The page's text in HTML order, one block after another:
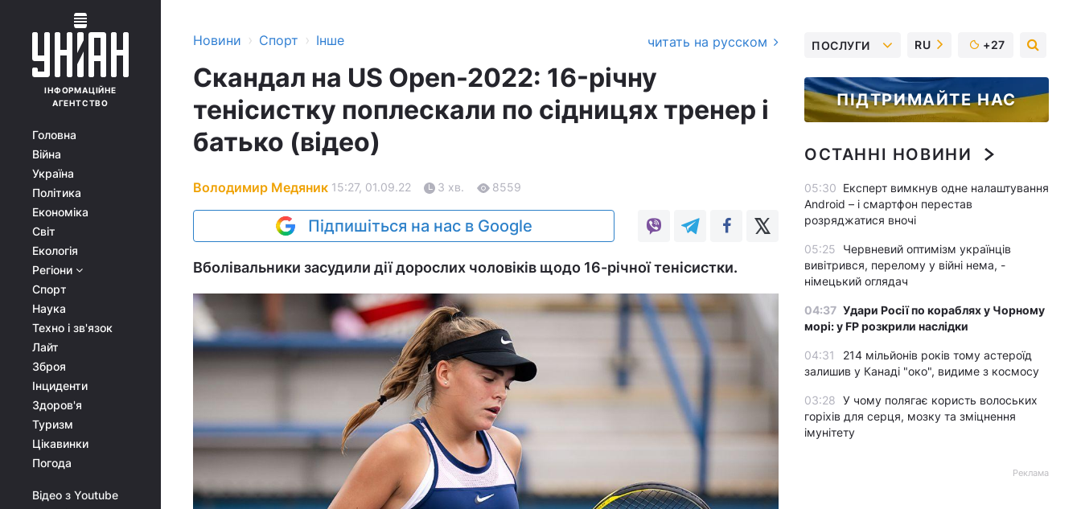
ІНФОРМАЦІЙНЕ
АГЕНТСТВО
Головна
Війна
Україна
Політика
Економіка
Світ
Екологія
Регіони
Спорт
Наука
Техно і зв'язок
Лайт
Зброя
Інциденти
Здоров'я
Туризм
Цікавинки
Погода
Відео з Youtube
Новини › Спорт › Інше читать на русском
Скандал на US Open-2022: 16-річну
тенісистку поплескали по сідницях тренер і
батько (відео)
Володимир Медяник 15:27, 01.09.22 3 хв. 8559
Підпишіться на нас в Google
Вболівальники засудили дії дорослих чоловіків щодо 16-річної тенісистки.
ПОСЛУГИ RU +27
ПІДТРИМАЙТЕ НАС
ОСТАННІ НОВИНИ
05:30 Експерт вимкнув одне налаштування
Android – і смартфон перестав
розряджатися вночі
05:25
Червневий оптимізм українців
вивітрився, перелому у війні нема, -
німецький оглядач
04:37 Удари Росії по кораблях у Чорному
морі: у FP розкрили наслідки
04:31
214 мільйонів років тому астероїд
залишив у Канаді "око", видиме з космосу
03:28 У чому полягає користь волоських
горіхів для серця, мозку та зміцнення
імунітету
Реклама